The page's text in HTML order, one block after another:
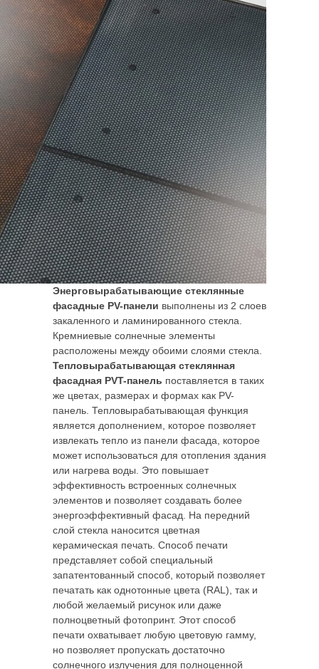
Энерговырабатывающие стеклянные
фасадные PV-панели выполнены из 2 слоев
закаленного и ламинированного стекла.
Кремниевые солнечные элементы
расположены между обоими слоями стекла.
Тепловырабатывающая стеклянная
фасадная PVT-панель поставляется в таких
же цветах, размерах и формах как PV-
панель. Тепловырабатывающая функция
является дополнением, которое позволяет
извлекать тепло из панели фасада, которое
может использоваться для отопления здания
или нагрева воды. Это повышает
эффективность встроенных солнечных
элементов и позволяет создавать более
энергоэффективный фасад. На передний
слой стекла наносится цветная
керамическая печать. Способ печати
представляет собой специальный
запатентованный способ, который позволяет
печатать как однотонные цвета (RAL), так и
любой желаемый рисунок или даже
полноцветный фотопринт. Этот способ
печати охватывает любую цветовую гамму,
но позволяет пропускать достаточно
солнечного излучения для полноценной